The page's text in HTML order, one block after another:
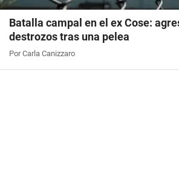
Batalla campal en el ex Cose:
destrozos tras una pelea
Por Carla Canizzaro